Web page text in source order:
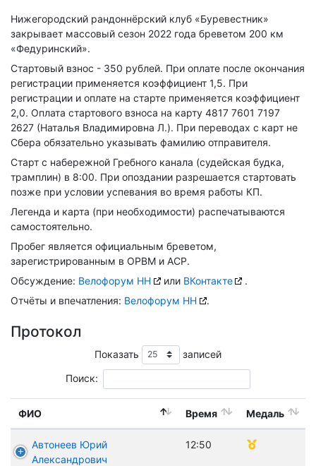
Нижегородский рандоннёрский клуб «Буревестник»
закрывает массовый сезон 2022 года бреветом 200 км
«Федуринский».
Стартовый взнос - 350 рублей. При оплате после окончания
регистрации применяется коэффициент 1,5. При
регистрации и оплате на старте применяется коэффициент
2,0. Оплата стартового взноса на карту 4817 7601 7197
2627 (Наталья Владимировна Л.). При переводах с карт не
Сбера обязательно указывать фамилию отправителя.
Старт с набережной Гребного канала (судейская будка,
трамплин) в 8:00. При опоздании разрешается стартовать
позже при условии успевания во время работы КП.
Легенда и карта (при необходимости) распечатываются
самостоятельно.
Пробег является официальным бреветом,
зарегистрированным в ОРВМ и ACP.
Обсуждение: Велофорум НН или ВКонтакте
.
Отчёты и впечатления: Велофорум НН .
Протокол
Показать записей
Поиск:
ФИО Время Медаль
Автонеев Юрий
Александрович
12:50